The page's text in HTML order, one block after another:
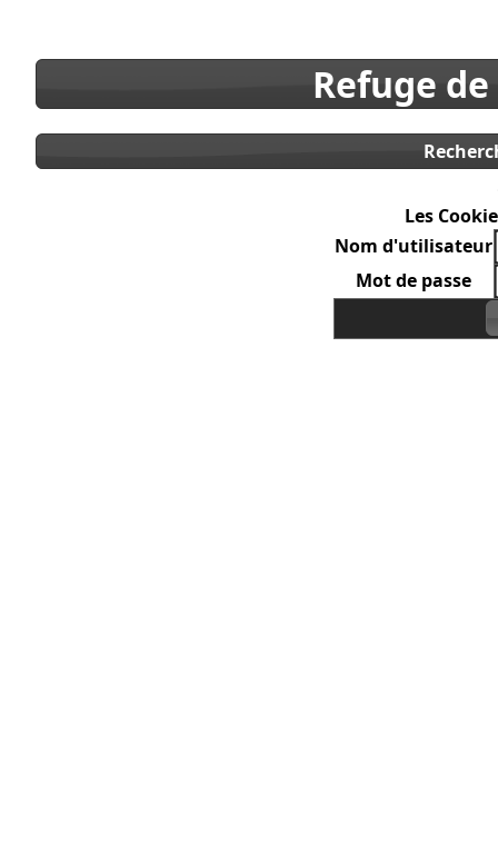
Refuge
Les
Nom d'utilisateur
Mot de passe